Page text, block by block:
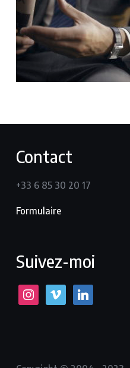
Contact
+33 6 85 30 20 17
Formulaire
Suivez-moi
instagram
Vimeo LinkedIn